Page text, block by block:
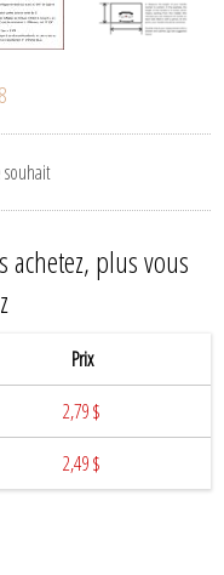
achetez, plus vous
Prix
2,79 $
2,49 $